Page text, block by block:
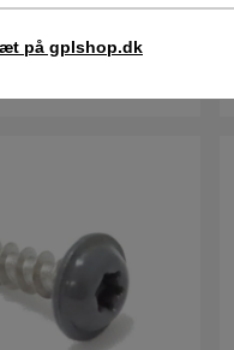
på gplshop.dk